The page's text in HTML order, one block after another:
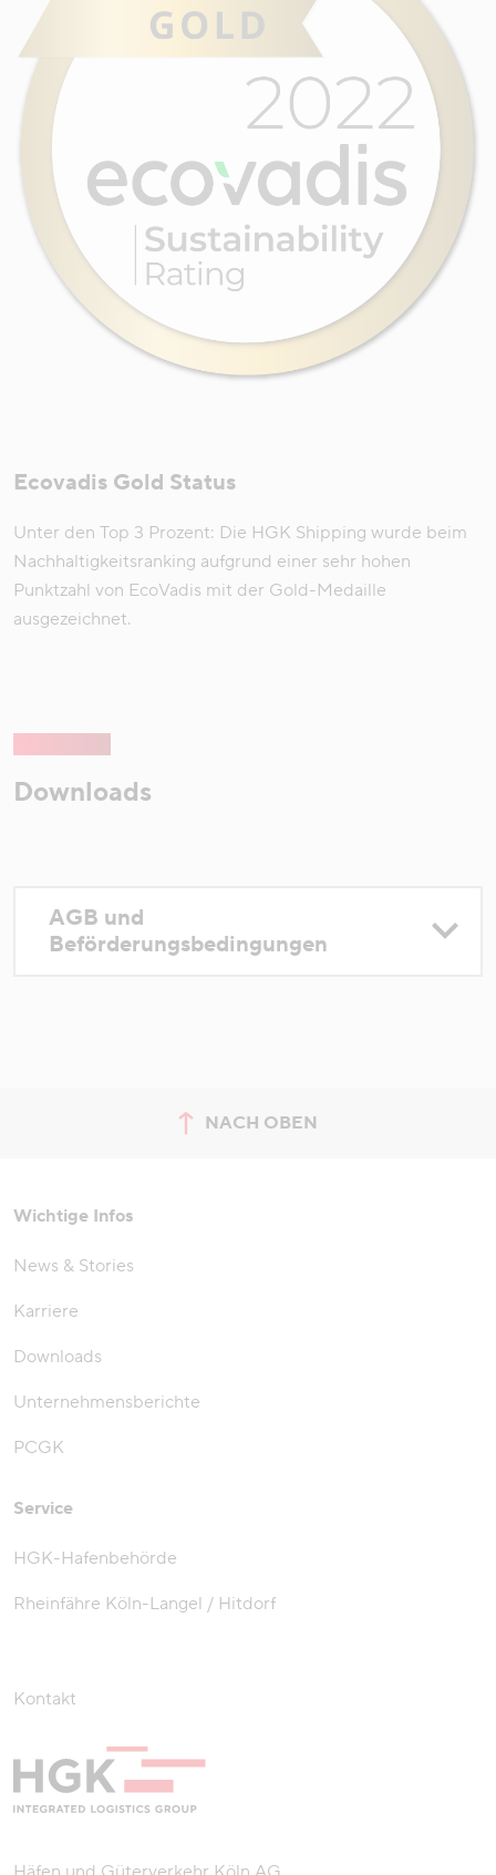
Ecovadis Gold Status
Unter den Top 3 Prozent: Die HGK Shipping wurde beim
Nachhaltigkeitsranking aufgrund einer sehr hohen
Punktzahl von EcoVadis mit der Gold-Medaille
ausgezeichnet.
Downloads
AGB und
Beförderungsbedingungen
NACH OBEN
zum Seitenanfang springen
Wichtige Infos
News & Stories
Karriere
Downloads
Unternehmensberichte
PCGK
Service
HGK-Hafenbehörde
Rheinfähre Köln-Langel / Hitdorf
Kontakt